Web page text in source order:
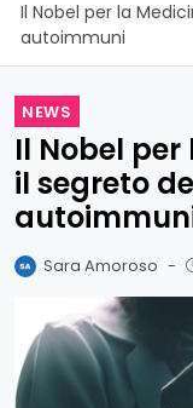
Il Nobel per la
autoimmuni
NEWS
Il Nobel
il segreto
Sara Amoroso -